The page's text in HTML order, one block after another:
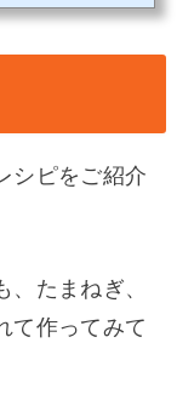
しく作れるようになります
シピをご紹介
たまねぎ、
て作ってみて